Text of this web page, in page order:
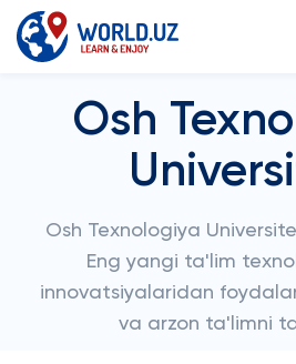
Osh
Osh Texnologiya
Eng yangi ta'lim
innovatsiyalaridan
va arzon ta'limni